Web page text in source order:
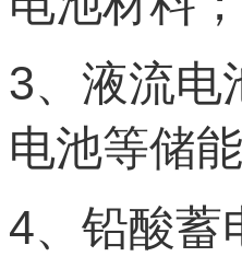
3、液流电
电池等储
4、铅酸蓄